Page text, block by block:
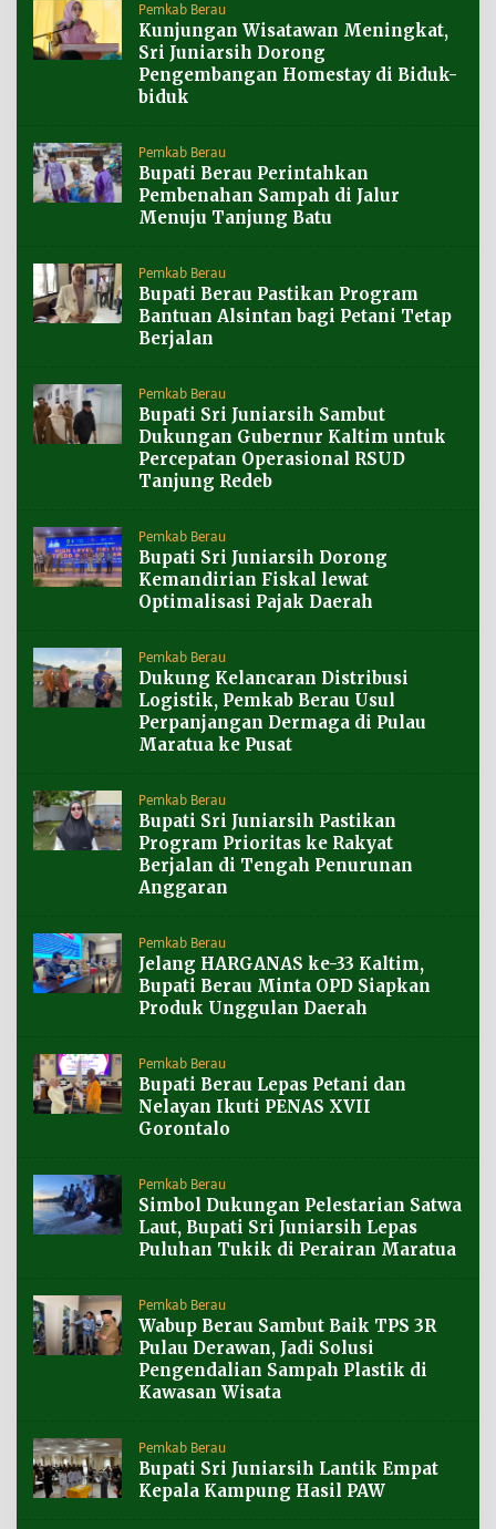
Pemkab Berau
Kunjungan Wisatawan Meningkat,
Sri Juniarsih Dorong
Pengembangan Homestay di Biduk-
biduk
Pemkab Berau
Bupati Berau Perintahkan
Pembenahan Sampah di Jalur
Menuju Tanjung Batu
Pemkab Berau
Bupati Berau Pastikan Program
Bantuan Alsintan bagi Petani Tetap
Berjalan
Pemkab Berau
Bupati Sri Juniarsih Sambut
Dukungan Gubernur Kaltim untuk
Percepatan Operasional RSUD
Tanjung Redeb
Pemkab Berau
Bupati Sri Juniarsih Dorong
Kemandirian Fiskal lewat
Optimalisasi Pajak Daerah
Pemkab Berau
Dukung Kelancaran Distribusi
Logistik, Pemkab Berau Usul
Perpanjangan Dermaga di Pulau
Maratua ke Pusat
Pemkab Berau
Bupati Sri Juniarsih Pastikan
Program Prioritas ke Rakyat
Berjalan di Tengah Penurunan
Anggaran
Pemkab Berau
Jelang HARGANAS ke-33 Kaltim,
Bupati Berau Minta OPD Siapkan
Produk Unggulan Daerah
Pemkab Berau
Bupati Berau Lepas Petani dan
Nelayan Ikuti PENAS XVII
Gorontalo
Pemkab Berau
Simbol Dukungan Pelestarian Satwa
Laut, Bupati Sri Juniarsih Lepas
Puluhan Tukik di Perairan Maratua
Pemkab Berau
Wabup Berau Sambut Baik TPS 3R
Pulau Derawan, Jadi Solusi
Pengendalian Sampah Plastik di
Kawasan Wisata
Pemkab Berau
Bupati Sri Juniarsih Lantik Empat
Kepala Kampung Hasil PAW